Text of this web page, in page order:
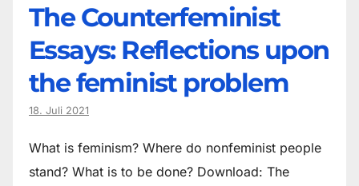
The Counter­feminist
Essays: Reflections upon
the feminist problem
18. Juli 2021
What is feminism? Where do non­feminist people
stand? What is to be done? Download: The